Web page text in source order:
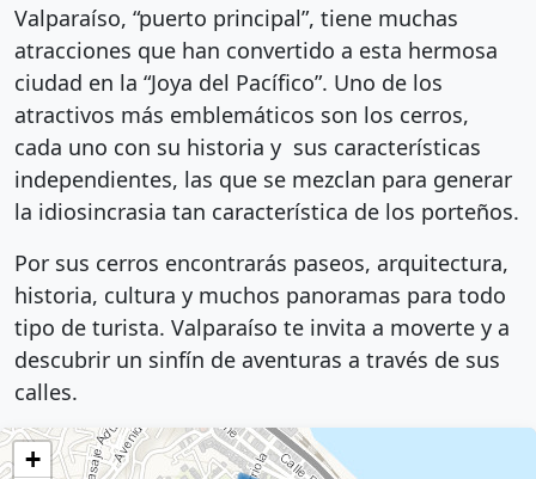
Valparaíso, “puerto principal”, tiene muchas
atracciones que han convertido a esta hermosa
ciudad en la “Joya del Pacífico”. Uno de los
atractivos más emblemáticos son los cerros,
cada uno con su historia y sus características
independientes, las que se mezclan para generar
la idiosincrasia tan característica de los porteños.
Por sus cerros encontrarás paseos, arquitectura,
historia, cultura y muchos panoramas para todo
tipo de turista. Valparaíso te invita a moverte y a
descubrir un sinfín de aventuras a través de sus
calles.
+